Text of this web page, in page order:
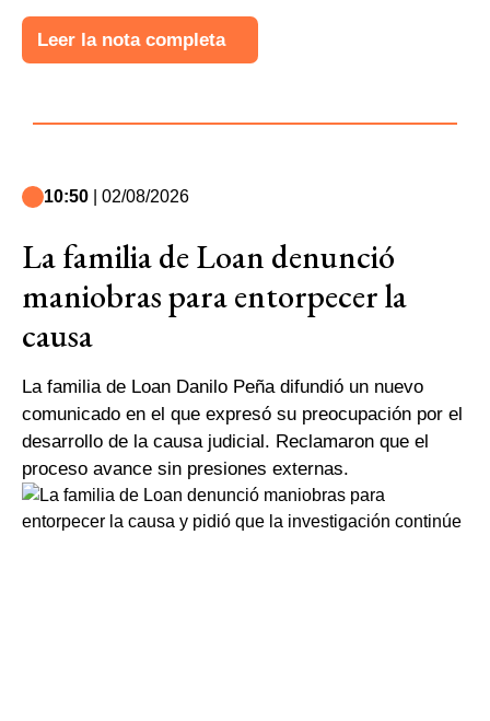
Leer la nota completa
10:50 | 02/08/2026
La familia de Loan denunció
maniobras para entorpecer la
causa
La familia de Loan Danilo Peña difundió un nuevo
comunicado en el que expresó su preocupación por el
desarrollo de la causa judicial. Reclamaron que el
proceso avance sin presiones externas.